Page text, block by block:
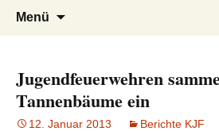
Menü
Jugendfeuerwehren
Tannenbäume ein
12. Januar 2013 Berichte KJF